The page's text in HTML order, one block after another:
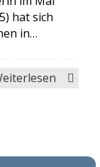
hat sich
in…